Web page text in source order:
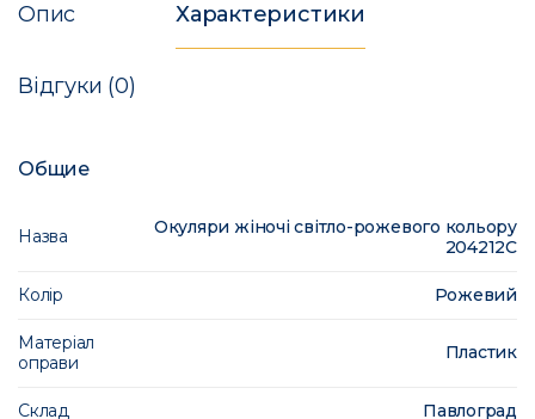
Опис Характеристики
Відгуки (0)
Общие
Назва
Окуляри жіночі світло-рожевого кольору
204212C
Колір Рожевий
Матеріал
оправи
Пластик
Склад Павлоград